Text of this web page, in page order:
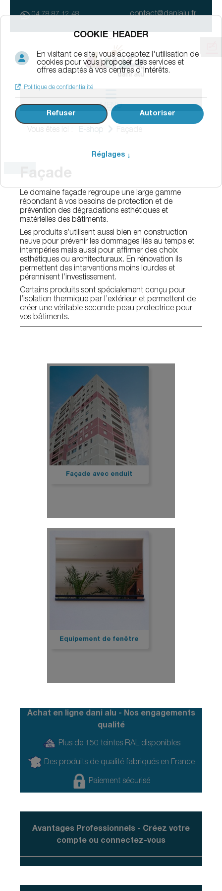
04 78 87 12 48 contact@danialu.fr
MENU
Vous êtes ici : E-shop
Façade
Le domaine façade regroupe une large gamme
répondant à vos besoins de protection et de
prévention des dégradations esthétiques et
matérielles des bâtiments.
Les produits s’utilisent aussi bien en construction
neuve pour prévenir les dommages liés au temps et
intempéries mais aussi pour affirmer des choix
esthétiques ou architecturaux. En rénovation ils
permettent des interventions moins lourdes et
pérennisent l’investissement.
Certains produits sont spécialement conçu pour
l’isolation thermique par l’extérieur et permettent de
créer une véritable seconde peau protectrice pour
vos bâtiments.
Façade avec enduit
Equipement de fenêtre
Achat en ligne dani alu - Nos engagements
qualité
Plus de 150 teintes RAL disponibles
Des produits de qualité fabriqués en France
Paiement sécurisé
Avantages Professionnels - Créez votre
compte ou connectez-vous